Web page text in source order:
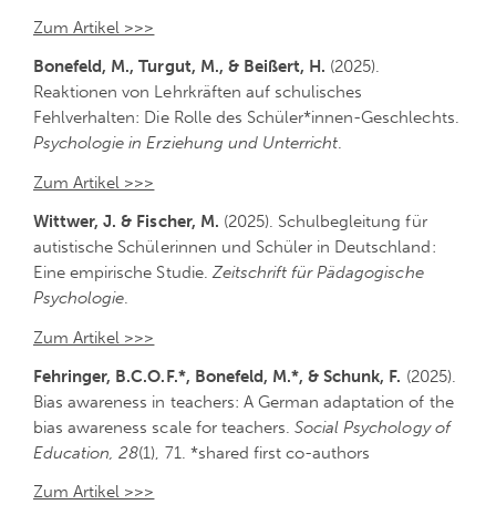
Zum Artikel >>>
Bonefeld, M., Turgut, M., & Beißert, H. (2025).
Reaktionen von Lehrkräften auf schulisches
Fehlverhalten: Die Rolle des Schüler*innen-Geschlechts.
Psychologie in Erziehung und Unterricht.
Zum Artikel >>>
Wittwer, J. & Fischer, M. (2025). Schulbegleitung für
autistische Schülerinnen und Schüler in Deutschland:
Eine empirische Studie.Zeitschrift für Pädagogische
Psychologie.
Zum Artikel >>>
Fehringer, B.C.O.F.*, Bonefeld, M.*, & Schunk, F. (2025).
Bias awareness in teachers: A German adaptation of the
bias awareness scale for teachers.Social Psychology of
Education, 28(1), 71. *shared first co-authors
Zum Artikel >>>